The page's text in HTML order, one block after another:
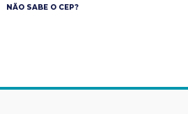
NÃO SABE O CEP?